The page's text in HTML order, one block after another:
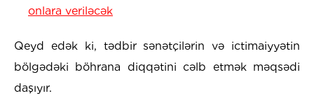
onlara veriləcək
Qeyd edək ki, tədbir sənətçilərin və ictimaiyyətin
bölgədəki böhrana diqqətini cəlb etmək məqsədi
daşıyır.